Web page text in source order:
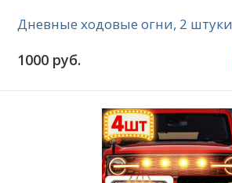
Дневные ходовые огни, 2 штуки
1000 руб.